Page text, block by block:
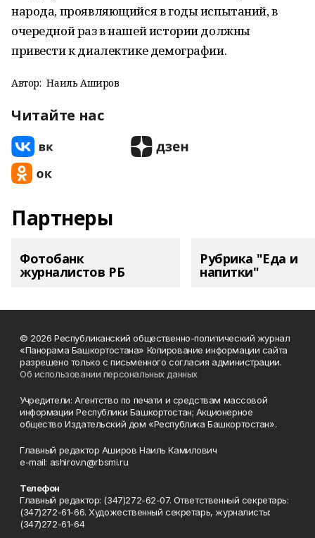
народа, проявляющийся в годы испытаний, в
очередной раз в нашей истории должны
привести к диалектике демографии.
Автор: Наиль Аширов
Читайте нас
Партнеры
Фотобанк
журналистов РБ
Рубрика "Еда и
напитки"
© 2026 Республиканский общественно-политический журнал
«Панорама Башкортостана» Копирование информации сайта
разрешено только с письменного согласия администрации.
Об использовании персональных данных
Учредители: Агентство по печати и средствам массовой
информации Республики Башкортостан; Акционерное
общество Издательский дом «Республика Башкортостан».
Главный редактор Аширов Наиль Камилович
e-mail: ashirov.n@rbsmi.ru
Телефон
Главный редактор: (347)272-62-07. Ответственный секретарь:
(347)272-61-66. Художественный секретарь, журналисты:
(347)272-61-64